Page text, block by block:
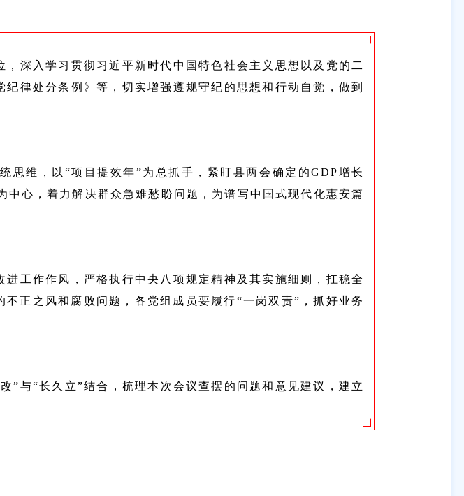
，深入学习贯彻习近平新时代中国特色社会主义思想以及党的二
律处分条例》等，切实增强遵规守纪的思想和行动自觉，做到
思维，以“项目提效年”为总抓手，紧盯县两会确定的GDP增长
心，着力解决群众急难愁盼问题，为谱写中国式现代化惠安篇
进工作作风，严格执行中央八项规定精神及其实施细则，扛稳全
正之风和腐败问题，各党组成员要履行“一岗双责”，抓好业务
”与“长久立”结合，梳理本次会议查摆的问题和意见建议，建立